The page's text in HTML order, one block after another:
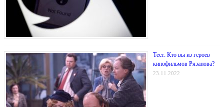
Тест: Кто вы из героев
кинофильмов Рязанова?
23.11.2022